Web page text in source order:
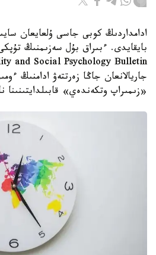
ادامداردىڭ كوبى جاسى ۇلعايعان
بايقايدى. ءبىراق بۇل سەزىمنىڭ
جاريالانعان جاڭا زەرتتەۋ ادامنىڭ
«زىمىراپ وتكەندەي» قابىلدايتىنىنا